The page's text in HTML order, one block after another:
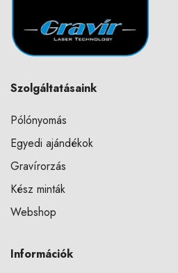
Szolgáltatásaink
Pólónyomás
Egyedi ajándékok
Gravírorzás
Kész minták
Webshop
Információk